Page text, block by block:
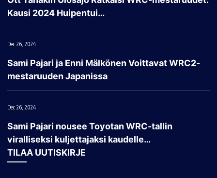
Kausi 2024 Huipentui…
Dec 26, 2024
Sami Pajari ja Enni Mälkönen Voittavat WRC2-
mestaruuden Japanissa
Dec 26, 2024
Sami Pajari nousee Toyotan WRC-tallin
viralliseksi kuljettajaksi kaudelle…
TILAA UUTISKIRJE